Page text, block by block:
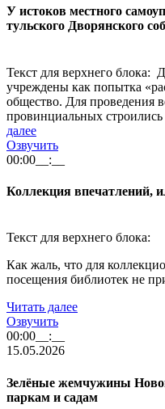
У истоков местного
тульского Дворянского
Текст для верхнего блока:
учреждены как попытка
общество. Для проведения
провинциальных
далее
Озвучить
00:00 __:__
Коллекция впечатлений,
Текст для верхнего блока:
Как жаль, что для
посещения библиотек не
Читать далее
Озвучить
00:00 __:__
15.05.2026
Зелёные жемчужины
паркам и садам